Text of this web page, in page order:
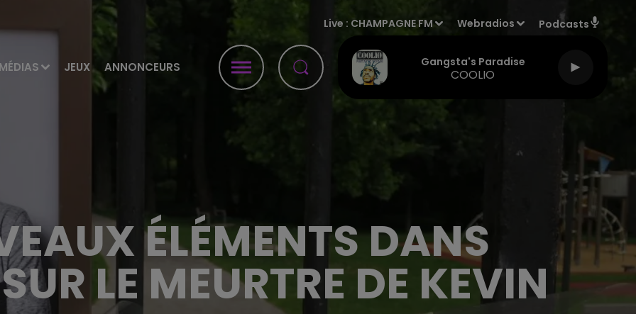
MÉDIAS JEUX ANNONCEURS
Live : CHAMPAGNE FM Webradios Podcasts
Gangsta's Paradise
COOLIO
ÉLÉMENTS DANS
LE MEURTRE DE KEVIN